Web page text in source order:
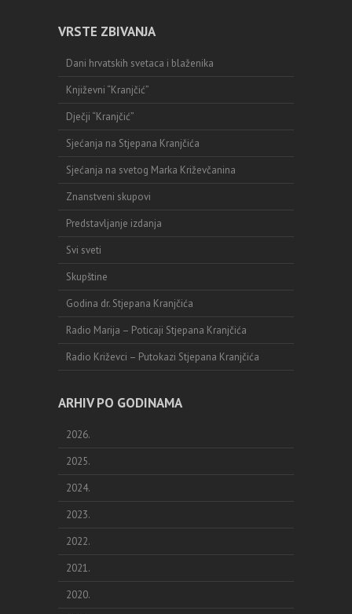
VRSTE ZBIVANJA
Dani hrvatskih svetaca i blaženika
Književni “Kranjčić”
Dječji “Kranjčić”
Sjećanja na Stjepana Kranjčića
Sjećanja na svetog Marka Križevčanina
Znanstveni skupovi
Predstavljanje izdanja
Svi sveti
Skupštine
Godina dr. Stjepana Kranjčića
Radio Marija – Poticaji Stjepana Kranjčića
Radio Križevci – Putokazi Stjepana Kranjčića
ARHIV PO GODINAMA
2026.
2025.
2024.
2023.
2022.
2021.
2020.